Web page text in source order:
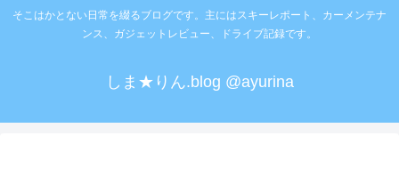
そこはかとない日常を綴るブログです。主にはスキーレポート、カーメンテナ
ンス、ガジェットレビュー、ドライブ記録です。
しま★りん.blog @ayurina